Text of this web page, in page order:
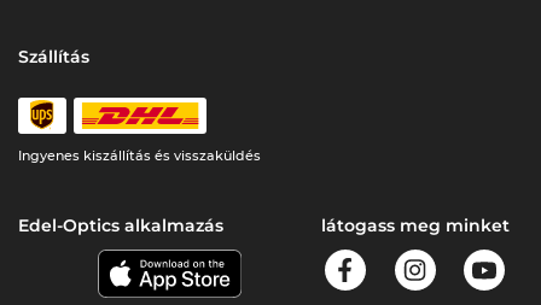
Szállítás
Ingyenes kiszállítás és visszaküldés
Edel-Optics alkalmazás látogass meg minket